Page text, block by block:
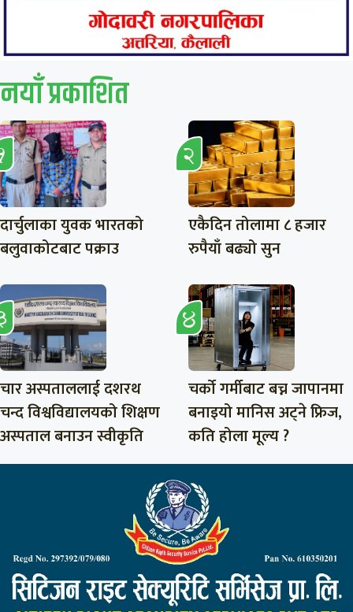
नयाँ प्रकाशित
दार्चुलाका युवक भारतको
बलुवाकोटबाट पक्राउ
एकैदिन तोलामा ८ हजार
रुपैयाँ बढ्यो सुन
चार अस्पताललाई दशरथ
चन्द विश्वविद्यालयको शिक्षण
अस्पताल बनाउन स्वीकृति
चर्को गर्मीबाट बच्न जापानमा
बनाइयो मानिस अट्ने फ्रिज,
कति होला मूल्य ?